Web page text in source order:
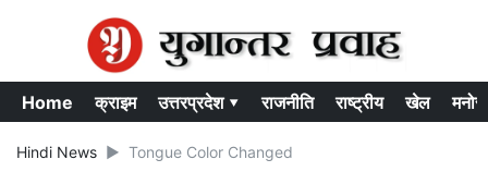
Home क्राइम उत्तरप्रदेश ▾ राजनीति राष्ट्रीय खेल
Hindi News Tongue Color Changed